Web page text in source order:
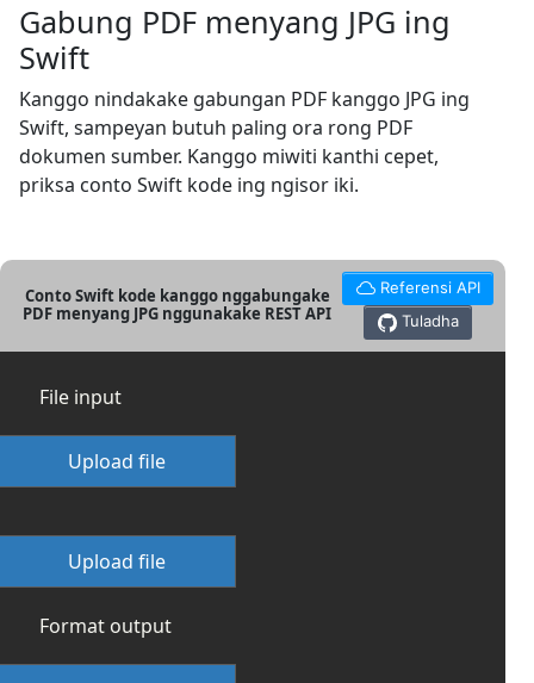
Gabung PDF menyang JPG ing
Swift
Kanggo nindakake gabungan PDF kanggo JPG ing
Swift, sampeyan butuh paling ora rong PDF
dokumen sumber. Kanggo miwiti kanthi cepet,
priksa conto Swift kode ing ngisor iki.
Conto Swift kode kanggo nggabungake
PDF menyang JPG nggunakake REST API
Referensi API
Tuladha
File input
Upload file
Upload file
Format output